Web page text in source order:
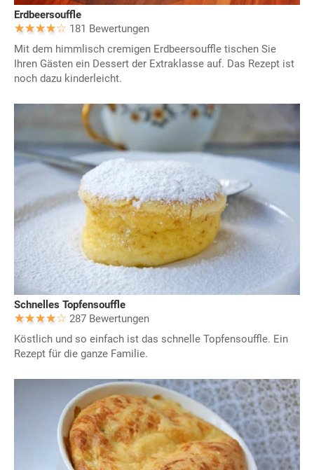
Erdbeersouffle
181 Bewertungen
Mit dem himmlisch cremigen Erdbeersouffle tischen Sie
Ihren Gästen ein Dessert der Extraklasse auf. Das Rezept ist
noch dazu kinderleicht.
Schnelles Topfensouffle
287 Bewertungen
Köstlich und so einfach ist das schnelle Topfensouffle. Ein
Rezept für die ganze Familie.